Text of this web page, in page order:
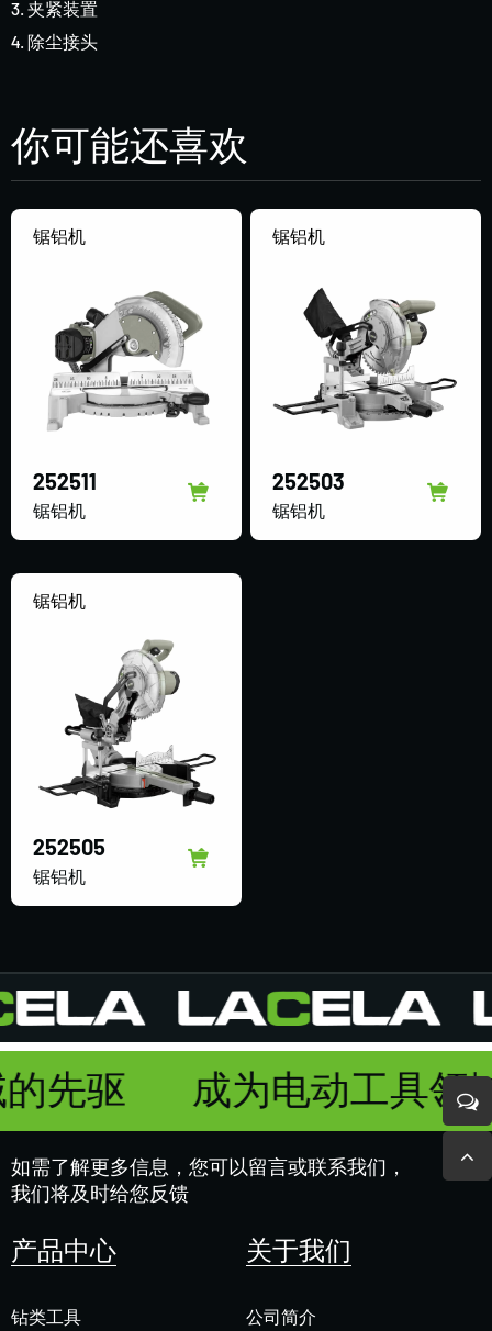
3. 夹紧装置
4. 除尘接头
你可能还喜欢
锯铝机
252511
锯铝机
锯铝机
252503
锯铝机
锯铝机
252505
锯铝机
成为电动工具领
先驱
如需了解更多信息，您可以留言或联系我们，
我们将及时给您反馈
产品中心
钻类工具
关于我们
公司简介